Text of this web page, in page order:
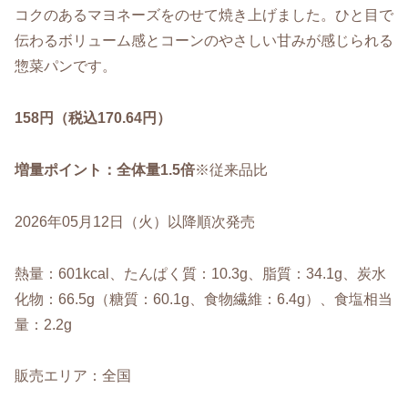
コクのあるマヨネーズをのせて焼き上げました。ひと目で
伝わるボリューム感とコーンのやさしい甘みが感じられる
惣菜パンです。
158円（税込170.64円）
増量ポイント：全体量1.5倍※従来品比
2026年05月12日（火）以降順次発売
熱量：601kcal、たんぱく質：10.3g、脂質：34.1g、炭水
化物：66.5g（糖質：60.1g、食物繊維：6.4g）、食塩相当
量：2.2g
販売エリア：全国